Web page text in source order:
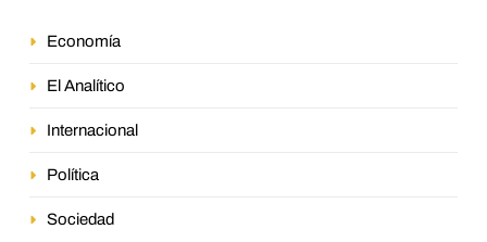
Economía
El Analítico
Internacional
Política
Sociedad